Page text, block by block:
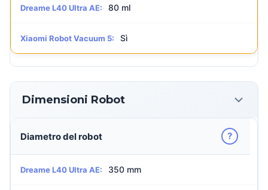
Dreame L40 Ultra AE: 80 ml
Xiaomi Robot Vacuum 5: Sì
Dimensioni Robot
Diametro del robot ?
Dreame L40 Ultra AE: 350 mm